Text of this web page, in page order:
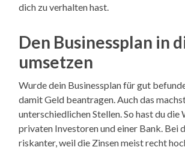
dich zu verhalten hast.
Den Businessplan in
umsetzen
Wurde dein Businessplan für gut
damit Geld beantragen. Auch das
unterschiedlichen Stellen. So hast du die
privaten Investoren und einer Bank. Bei
riskanter, weil die Zinsen meist recht